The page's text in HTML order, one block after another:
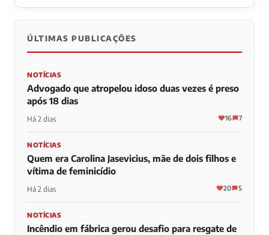
ÚLTIMAS PUBLICAÇÕES
NOTÍCIAS
Advogado que atropelou idoso duas vezes é preso
após 18 dias
Há 2 dias 16 7
NOTÍCIAS
Quem era Carolina Jasevicius, mãe de dois filhos e
vítima de feminicídio
Há 2 dias 20 5
NOTÍCIAS
Incêndio em fábrica gerou desafio para resgate de